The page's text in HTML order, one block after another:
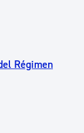
Régimen